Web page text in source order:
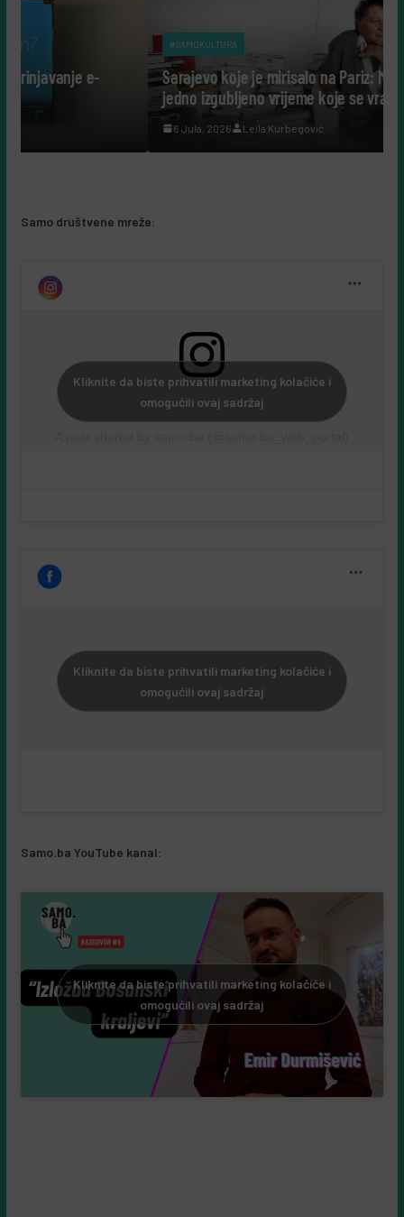
Sarajevo koje je mirisalo na Pariz: Malraux, Bueb i
jedno izgubljeno vrijeme koje se vraća u sjećanje
Leila Kurbegović
Samo društvene mreže:
Kliknite da biste prihvatili marketing kolačiće i
omogućili ovaj sadržaj
Kliknite da biste prihvatili marketing kolačiće i
omogućili ovaj sadržaj
Samo.ba YouTube kanal:
Kliknite da biste prihvatili marketing kolačiće i
omogućili ovaj sadržaj